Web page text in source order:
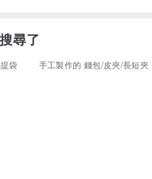
如正常使用，植鞣皮革上會出現使用
顏色為主。
尋了
袋 手工製作的 錢包/皮夾/長短夾